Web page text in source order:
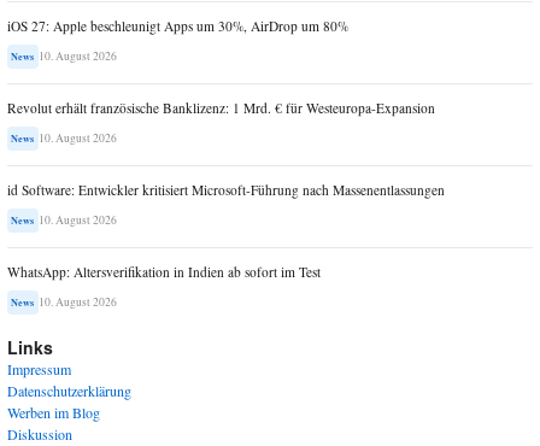
iOS 27: Apple beschleunigt Apps um 30%, AirDrop um 80%
News 10. August 2026
Revolut erhält französische Banklizenz: 1 Mrd. € für Westeuropa-Expansion
News 10. August 2026
id Software: Entwickler kritisiert Microsoft-Führung nach Massenentlassungen
News 10. August 2026
WhatsApp: Altersverifikation in Indien ab sofort im Test
News 10. August 2026
Links
Impressum
Datenschutzerklärung
Werben im Blog
Diskussion